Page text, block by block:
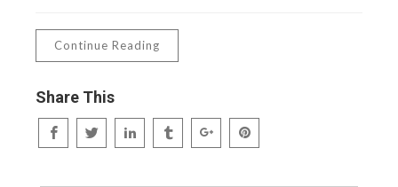
Continue Reading
Share This